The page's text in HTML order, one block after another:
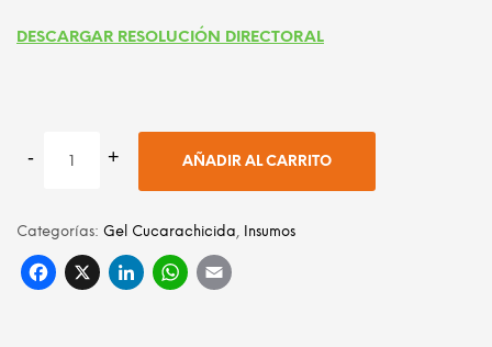
DESCARGAR RESOLUCIÓN DIRECTORAL
AÑADIR AL CARRITO
Categorías: Gel Cucarachicida, Insumos
Facebook
X LinkedIn
WhatsApp